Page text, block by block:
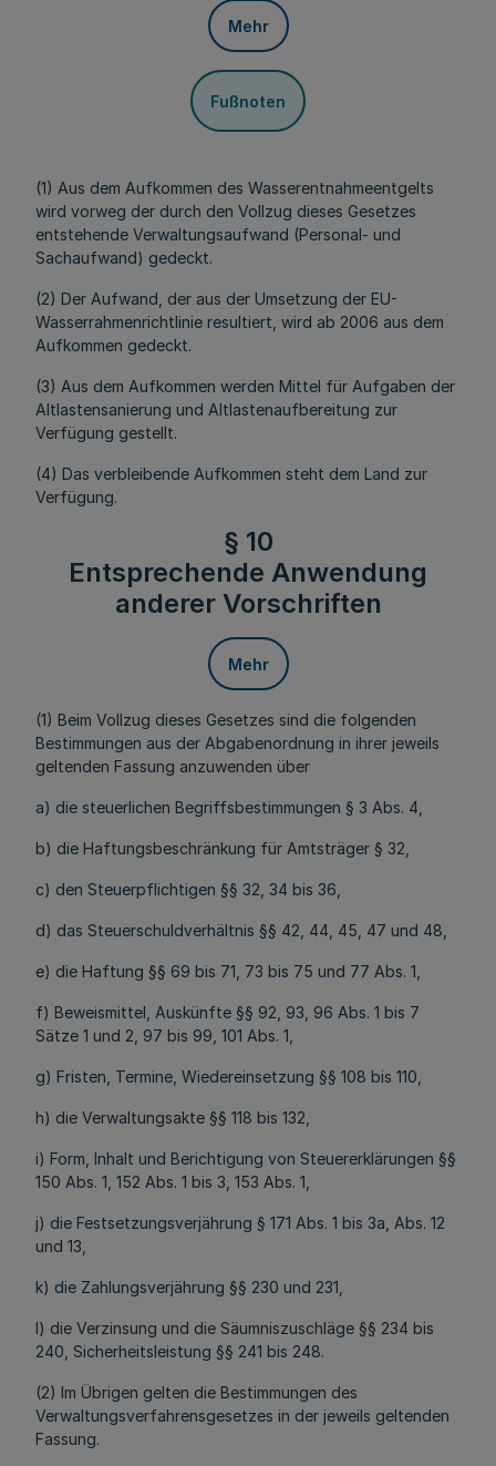
Mehr
Fußnoten
(1) Aus dem Aufkommen des Wasserentnahmeentgelts
wird vorweg der durch den Vollzug dieses Gesetzes
entstehende Verwaltungsaufwand (Personal- und
Sachaufwand) gedeckt.
(2) Der Aufwand, der aus der Umsetzung der EU-
Wasserrahmenrichtlinie resultiert, wird ab 2006 aus dem
Aufkommen gedeckt.
(3) Aus dem Aufkommen werden Mittel für Aufgaben der
Altlastensanierung und Altlastenaufbereitung zur
Verfügung gestellt.
(4) Das verbleibende Aufkommen steht dem Land zur
Verfügung.
§ 10
Entsprechende Anwendung
anderer Vorschriften
Mehr
(1) Beim Vollzug dieses Gesetzes sind die folgenden
Bestimmungen aus der Abgabenordnung in ihrer jeweils
geltenden Fassung anzuwenden über
a) die steuerlichen Begriffsbestimmungen § 3 Abs. 4,
b) die Haftungsbeschränkung für Amtsträger § 32,
c) den Steuerpflichtigen §§ 32, 34 bis 36,
d) das Steuerschuldverhältnis §§ 42, 44, 45, 47 und 48,
e) die Haftung §§ 69 bis 71, 73 bis 75 und 77 Abs. 1,
f) Beweismittel, Auskünfte §§ 92, 93, 96 Abs. 1 bis 7
Sätze 1 und 2, 97 bis 99, 101 Abs. 1,
g) Fristen, Termine, Wiedereinsetzung §§ 108 bis 110,
h) die Verwaltungsakte §§ 118 bis 132,
i) Form, Inhalt und Berichtigung von Steuererklärungen §§
150 Abs. 1, 152 Abs. 1 bis 3, 153 Abs. 1,
j) die Festsetzungsverjährung § 171 Abs. 1 bis 3a, Abs. 12
und 13,
k) die Zahlungsverjährung §§ 230 und 231,
l) die Verzinsung und die Säumniszuschläge §§ 234 bis
240, Sicherheitsleistung §§ 241 bis 248.
(2) Im Übrigen gelten die Bestimmungen des
Verwaltungsverfahrensgesetzes in der jeweils geltenden
Fassung.